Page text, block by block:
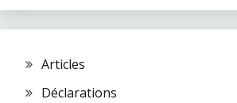
Articles
Déclarations